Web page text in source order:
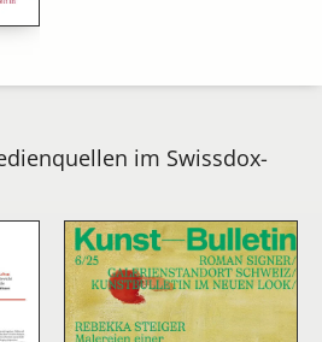
im Swissdox-